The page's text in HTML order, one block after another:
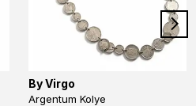
By Virgo
Argentum Kolye